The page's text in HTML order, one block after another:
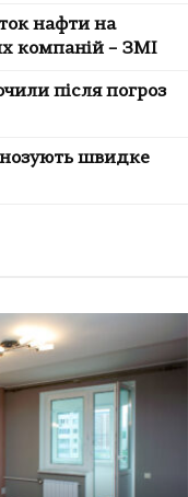
нафти на
компаній – ЗМІ
після погроз
швидке